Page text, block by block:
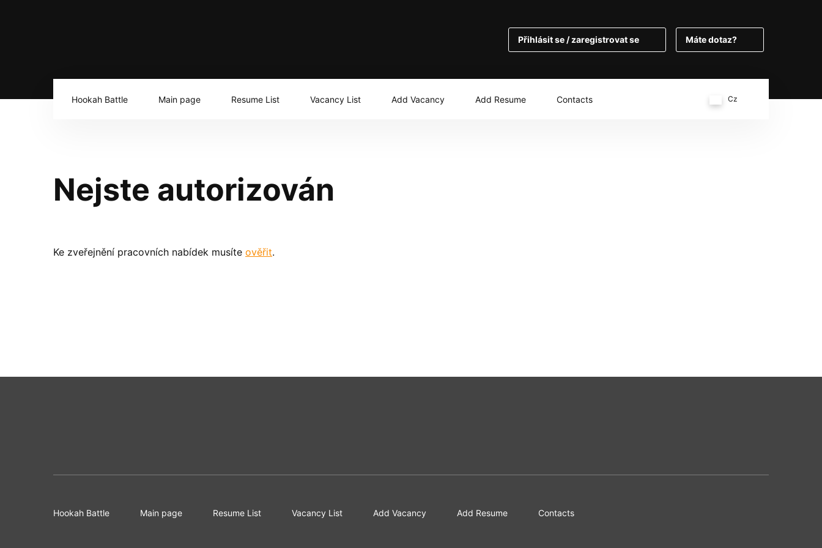
Přihlásit se / zaregistrovat se Máte dotaz?
Hookah Battle Main page Resume List Vacancy List Add Vacancy Add Resume Contacts Cz
Nejste autorizován
Ke zveřejnění pracovních nabídek musíte ověřit.
Hookah Battle Main page Resume List Vacancy List Add Vacancy Add Resume Contacts